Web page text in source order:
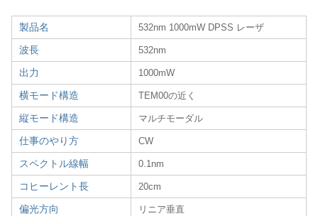
製品名 532nm 1000mW DPSS レーザ
波長 532nm
出力 1000mW
横モード構造 TEM00の近く
縦モード構造 マルチモーダル
仕事のやり方 CW
スペクトル線幅 0.1nm
コヒーレント長 20cm
偏光方向 リニア垂直